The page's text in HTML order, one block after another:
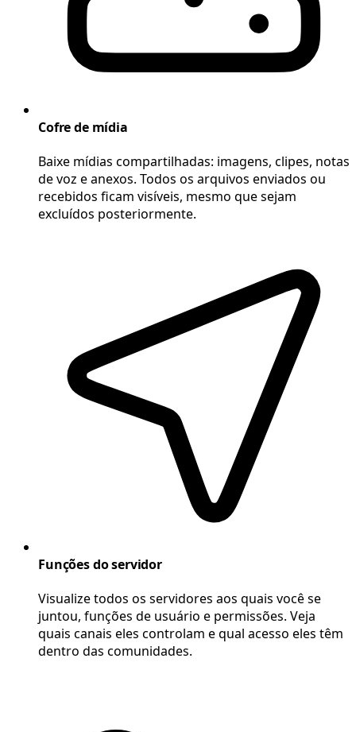
Cofre de mídia
Baixe mídias compartilhadas: imagens, clipes, notas
de voz e anexos. Todos os arquivos enviados ou
recebidos ficam visíveis, mesmo que sejam
excluídos posteriormente.
Funções do servidor
Visualize todos os servidores aos quais você se
juntou, funções de usuário e permissões. Veja
quais canais eles controlam e qual acesso eles têm
dentro das comunidades.